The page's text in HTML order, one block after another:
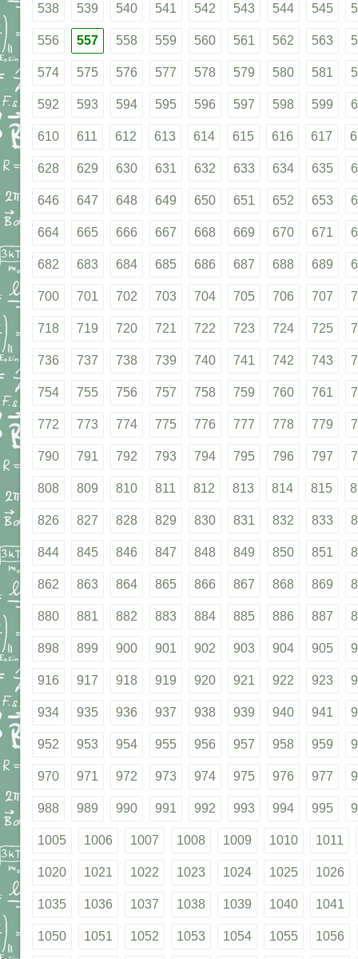
538 539 540 541 542 543 544 545
556 557 558 559 560 561 562 563
574 575 576 577 578 579 580 581
592 593 594 595 596 597 598 599
610 611 612 613 614 615 616 617
628 629 630 631 632 633 634 635
646 647 648 649 650 651 652 653
664 665 666 667 668 669 670 671
682 683 684 685 686 687 688 689
700 701 702 703 704 705 706 707
718 719 720 721 722 723 724 725
736 737 738 739 740 741 742 743
754 755 756 757 758 759 760 761
772 773 774 775 776 777 778 779
790 791 792 793 794 795 796 797
808 809 810 811 812 813 814 815
826 827 828 829 830 831 832 833
844 845 846 847 848 849 850 851
862 863 864 865 866 867 868 869
880 881 882 883 884 885 886 887
898 899 900 901 902 903 904 905
916 917 918 919 920 921 922 923
934 935 936 937 938 939 940 941
952 953 954 955 956 957 958 959
970 971 972 973 974 975 976 977
988 989 990 991 992 993 994 995
1005 1006 1007 1008 1009 1010 1011
1020 1021 1022 1023 1024 1025 1026
1035 1036 1037 1038 1039 1040 1041
1050 1051 1052 1053 1054 1055 1056